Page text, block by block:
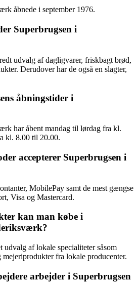
åbnede i september 1976.
Superbrugsen i
udvalg af dagligvarer, friskbagt brød,
Derudover har de også en slagter,
åbningstider i
har åbent mandag til lørdag fra kl.
kl. 8.00 til 20.00.
accepterer Superbrugsen i
MobilePay samt de mest gængse
Visa og Mastercard.
kan man købe i
udvalg af lokale specialiteter såsom
fra lokale producenter.
arbejder i Superbrugsen